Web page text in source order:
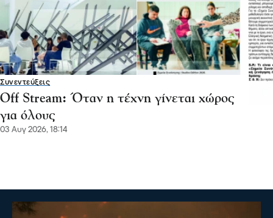
Συνεντεύξεις
Off Stream: Όταν η τέχνη γίνεται χώρος
για όλους
03 Αυγ 2026, 18:14